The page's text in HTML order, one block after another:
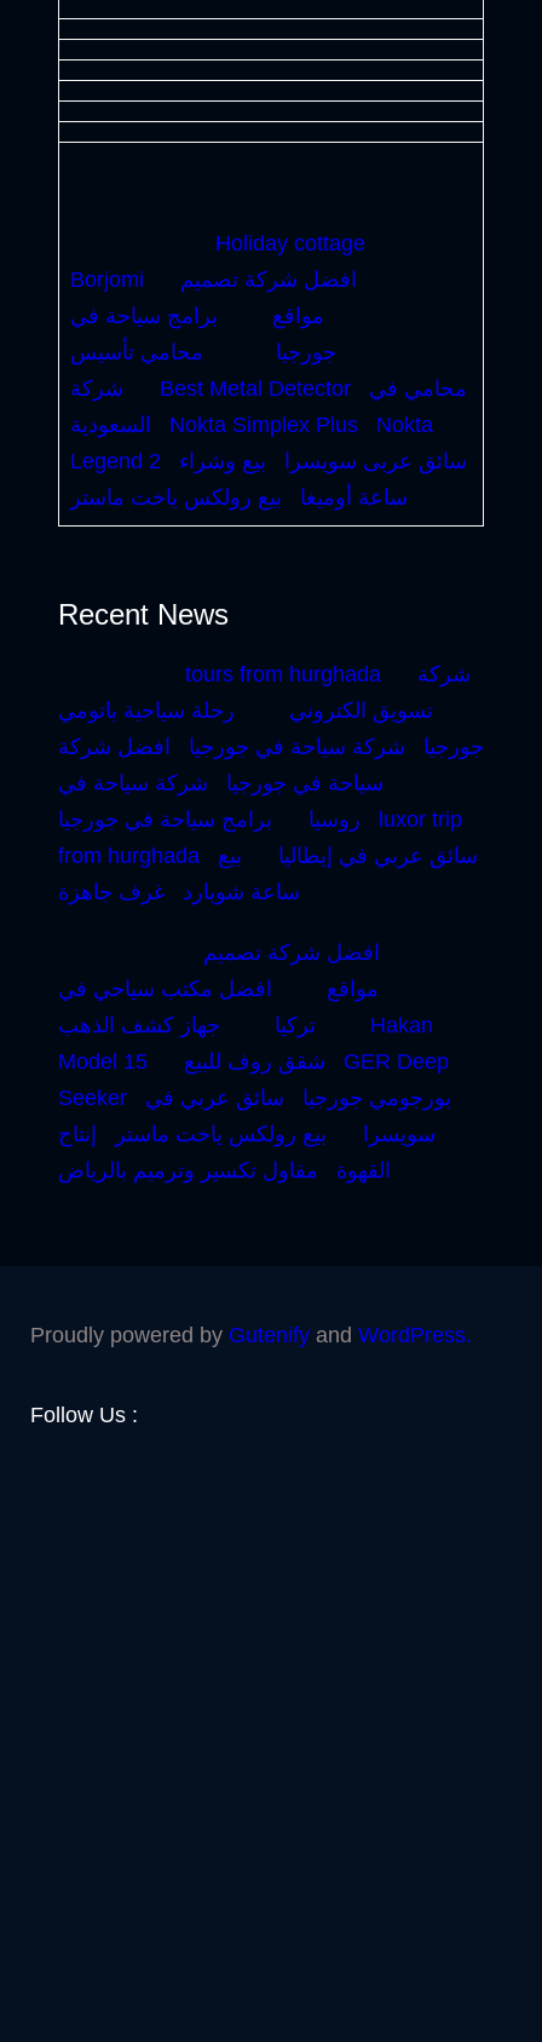
Holiday cottage
Borjomi
افضل شركة تصميم
مواقع
برامج سياحة في
جورجيا
محامي تأسيس
شركة
Best Metal Detector
محامي في
السعودية
Nokta Simplex Plus
Nokta
Legend 2
سائق عربى سويسرا
بيع وشراء
ساعة أوميغا
بيع رولكس ياخت ماستر
Recent News
tours from hurghada
شركة
تسويق الكتروني
رحلة سياحية باتومي
جورجيا
شركة سياحة في جورجيا
افضل شركة
سياحة في جورجيا
شركة سياحة في
روسيا
برامج سياحة في جورجيا
luxor trip
from hurghada
سائق عربي في إيطاليا
بيع
ساعة شوبارد
غرف جاهزة
افضل شركة تصميم
مواقع
افضل مكتب سياحي في
تركيا
جهاز كشف الذهب
Hakan
Model 15
شقق روف للبيع
GER Deep
Seeker
بورجومي جورجيا
سائق عربي في
سويسرا
بيع رولكس ياخت ماستر
إنتاج
القهوة
مقاول تكسير وترميم بالرياض
Proudly powered by Gutenify and WordPress.
Follow Us :